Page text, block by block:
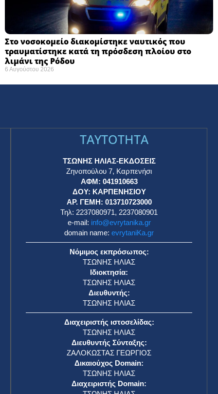
Στο νοσοκομείο διακομίστηκε ναυτικός που
τραυματίστηκε κατά τη πρόσδεση πλοίου στο
λιμάνι της Ρόδου
6 Αυγούστου 2026
TAYTOTHTA
ΤΣΩΝΗΣ ΗΛΙΑΣ-ΕΚΔΟΣΕΙΣ
Ζηνοπούλου 7, Καρπενήσι
ΑΦΜ: 041910663
ΔΟΥ: ΚΑΡΠΕΝΗΣΙΟΥ
ΑΡ. ΓΕΜΗ: 013710723000
Τηλ: 2237080971, 2237080901
e-mail: info@evrytanika.gr
domain name: evrytaniKa.gr
Νόμιμος εκπρόσωπος:
ΤΣΩΝΗΣ ΗΛΙΑΣ
Ιδιοκτησία:
ΤΣΩΝΗΣ ΗΛΙΑΣ
Διευθυντής:
ΤΣΩΝΗΣ ΗΛΙΑΣ
Διαχειριστής ιστοσελίδας:
ΤΣΩΝΗΣ ΗΛΙΑΣ
Διευθυντής Σύνταξης:
ΖΑΛΟΚΩΣΤΑΣ ΓΕΩΡΓΙΟΣ
Δικαιούχος Domain:
ΤΣΩΝΗΣ ΗΛΙΑΣ
Διαχειριστής Domain: